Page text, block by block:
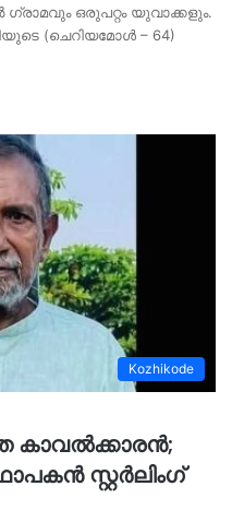
ഒരുപറ്റം യുവാക്കളും.
(ചെറിയമോൾ – 64)
Kozhikode
കാവൽക്കാരൻ;
സ്റ്റർലിംഗ്